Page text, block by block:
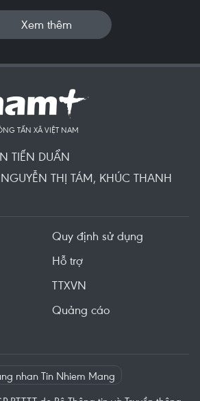
Xem thêm
TẤN XÃ VIỆT NAM
TIẾN DUẨN
THỊ TÁM, KHÚC THANH
Quy định sử dụng
Hỗ trợ
TTXVN
Quảng cáo